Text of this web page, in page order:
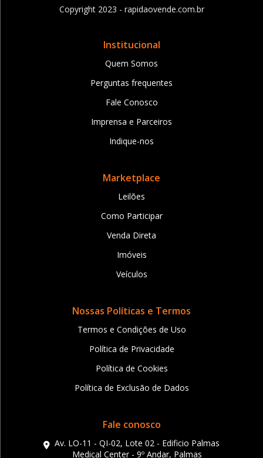
Copyright 2023 - rapidaovende.com.br
Institucional
Quem Somos
Perguntas frequentes
Fale Conosco
Imprensa e Parceiros
Indique-nos
Marketplace
Leilões
Como Participar
Venda Direta
Imóveis
Veículos
Nossas Políticas e Termos
Termos e Condições de Uso
Política de Privacidade
Política de Cookies
Política de Exclusão de Dados
Fale conosco
Av. LO-11 - QI-02, Lote 02 - Edificio Palmas
Medical Center - 9º Andar, Palmas